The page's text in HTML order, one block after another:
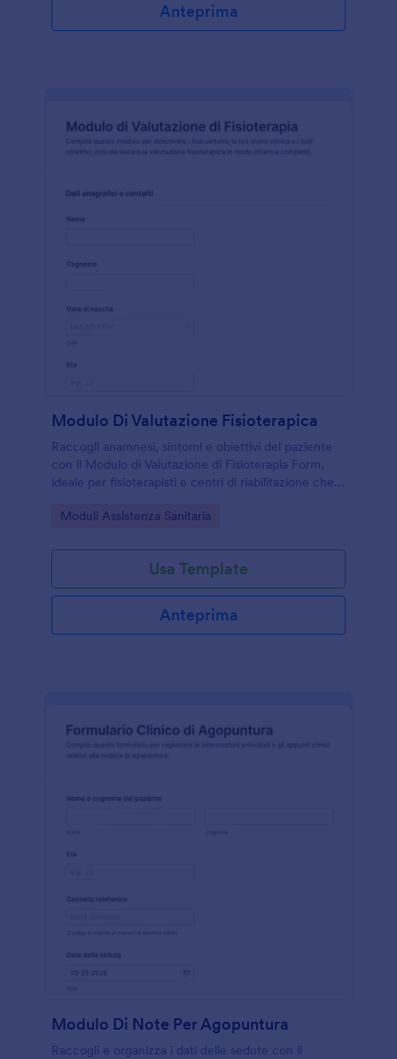
Anteprima
Modulo Di Valutazione Fisioterapica
Raccogli anamnesi, sintomi e obiettivi del paziente
con il Modulo di Valutazione di Fisioterapia Form,
ideale per fisioterapisti e centri di riabilitazione che
delle risposte.
Go to Category:
Moduli Assistenza Sanitaria
Usa Template
Anteprima
Modulo Di Note Per Agopuntura
Raccogli e organizza i dati delle sedute con il